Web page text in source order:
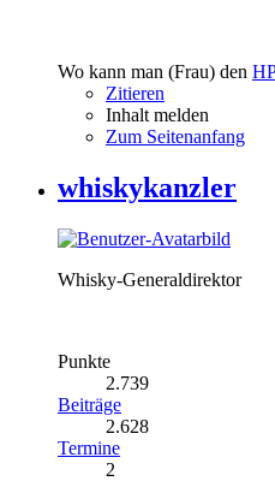
Wo kann man (Frau) den HP
Zitieren
Inhalt melden
Zum Seitenanfang
whiskykanzler
Whisky-Generaldirektor
Punkte
2.739
Beiträge
2.628
Termine
2